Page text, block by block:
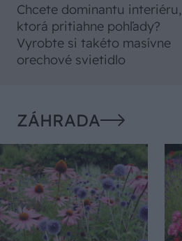
Chcete dominantu interiéru,
ktorá pritiahne pohľady?
Vyrobte si takéto masívne
orechové svietidlo
ZÁHRADA